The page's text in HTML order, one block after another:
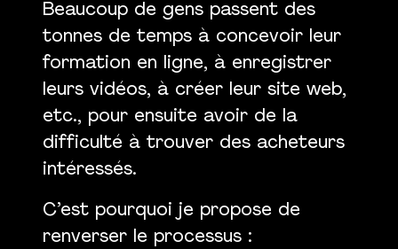
Beaucoup de gens passent des
tonnes de temps à concevoir leur
formation en ligne, à enregistrer
leurs vidéos, à créer leur site web,
etc., pour ensuite avoir de la
difficulté à trouver des acheteurs
intéressés.
C’est pourquoi je propose de
renverser le processus :